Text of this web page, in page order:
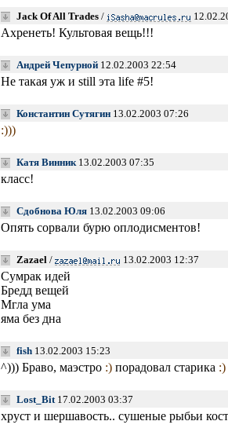
Jack Of All Trades/
Ахренеть! Культовая вещь!!!
Андрей Чепурной12.02.2003 22:54
Не такая уж и still эта life #5!
Константин Сутягин13.02.2003 07:26
:)))
Катя Винник13.02.2003 07:35
класс!
Сдобнова Юля13.02.2003 09:06
Опять сорвали бурю оплодисментов!
Zazael/ 13.02.2003 12:37
Сумрак идей
Бредд вещей
Мгла ума
яма без дна
fish13.02.2003 15:23
^))) Браво, маэстро :)порадовал старика :)
Lost_Bit17.02.2003 03:37
хруст и шершавость.. сушеные рыбьи